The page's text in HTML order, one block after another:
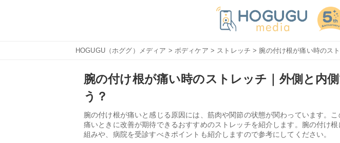
HOGUGU（ホググ）メディア > ボディケア > ストレッチ > 腕の付け根が痛い時のス
腕の付け根が痛い時のストレッチ｜外側と内
う？
腕の付け根が痛いと感じる原因には、筋肉や関節の状態が関わっています。
痛いときに改善が期待できるおすすめのストレッチを紹介します。腕の付け
組みや、病院を受診すべきポイントも紹介しますので参考にしてください。